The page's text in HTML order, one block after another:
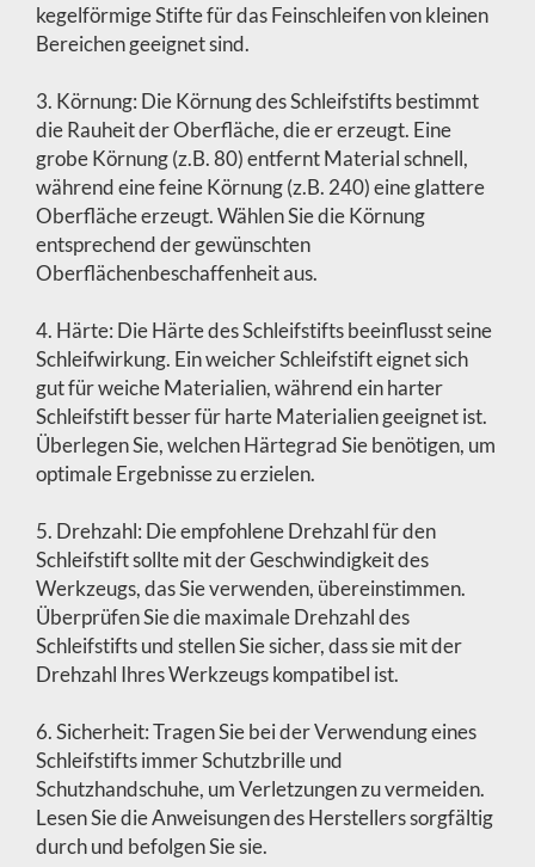
kegelförmige Stifte für das Feinschleifen von kleinen
Bereichen geeignet sind.
3. Körnung: Die Körnung des Schleifstifts bestimmt
die Rauheit der Oberfläche, die er erzeugt. Eine
grobe Körnung (z.B. 80) entfernt Material schnell,
während eine feine Körnung (z.B. 240) eine glattere
Oberfläche erzeugt. Wählen Sie die Körnung
entsprechend der gewünschten
Oberflächenbeschaffenheit aus.
4. Härte: Die Härte des Schleifstifts beeinflusst seine
Schleifwirkung. Ein weicher Schleifstift eignet sich
gut für weiche Materialien, während ein harter
Schleifstift besser für harte Materialien geeignet ist.
Überlegen Sie, welchen Härtegrad Sie benötigen, um
optimale Ergebnisse zu erzielen.
5. Drehzahl: Die empfohlene Drehzahl für den
Schleifstift sollte mit der Geschwindigkeit des
Werkzeugs, das Sie verwenden, übereinstimmen.
Überprüfen Sie die maximale Drehzahl des
Schleifstifts und stellen Sie sicher, dass sie mit der
Drehzahl Ihres Werkzeugs kompatibel ist.
6. Sicherheit: Tragen Sie bei der Verwendung eines
Schleifstifts immer Schutzbrille und
Schutzhandschuhe, um Verletzungen zu vermeiden.
Lesen Sie die Anweisungen des Herstellers sorgfältig
durch und befolgen Sie sie.